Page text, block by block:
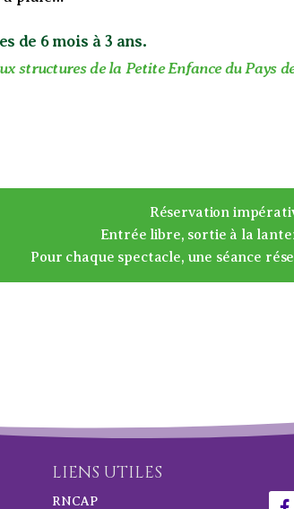
de 6 mois à 3 ans.
structures de la Petite Enfance du Pays
Réservation
Entrée libre, sortie à la
Pour chaque spectacle, une séance
LIENS UTILES
RNCAP